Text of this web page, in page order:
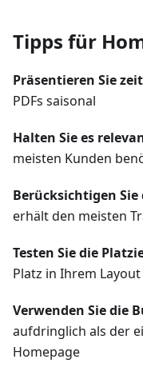
Tipps für
Präsentieren Sie
PDFs saisonal
Halten Sie es
meisten Kunden
Berücksichtigen
erhält den meisten
Testen Sie die
Platz in Ihrem Layout
Verwenden Sie die
aufdringlich als der
Homepage